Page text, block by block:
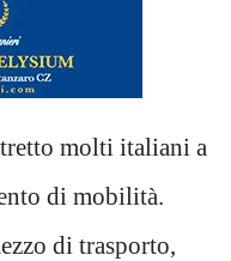
molti italiani a
di mobilità.
di trasporto,